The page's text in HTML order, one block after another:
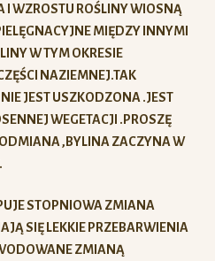
I WZROSTU ROŚLINY WIOSNĄ
MIĘDZY INNYMI
W TYM OKRESIE
NAZIEMNEJ.TAK
JEST USZKODZONA .JEST
WEGETACJI .PROSZĘ
,BYLINA ZACZYNA W
STOPNIOWA ZMIANA
SIĘ LEKKIE PRZEBARWIENIA
ZMIANĄ